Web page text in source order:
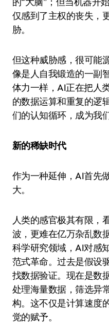
仅感到了主权的丧失，
胁。
但这种威胁感，很可能
像是人自我锻造的一副
体力一样，AI正在把人
的数据运算和重复的逻
们的认知循环，成为我们
新的稀缺时代
作为一种延伸，AI首先
大。
人类的感官极其有限，
波，更难在亿万杂乱数
科学研究领域，AI对感
范式革命。过去是假设
找数据验证。现在是数
处理海量数据，筛选异
构。这不仅是计算速度
觉的赋予。